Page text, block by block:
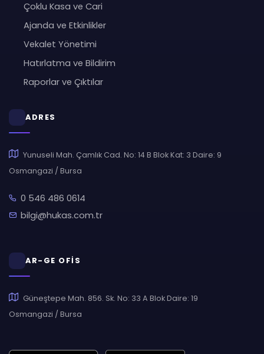
Çoklu Kasa ve Cari
Ajanda ve Etkinlikler
Vekalet Yönetimi
Hatırlatma ve Bildirim
Raporlar ve Çıktılar
ADRES
Yunuseli Mah. Çamlık Cad. No: 14 B Blok Kat: 3 Daire: 9
Osmangazi / Bursa
0 546 486 0614
bilgi@hukas.com.tr
AR-GE OFİS
Güneştepe Mah. 856. Sk. No: 33 A Blok Daire: 19
Osmangazi / Bursa